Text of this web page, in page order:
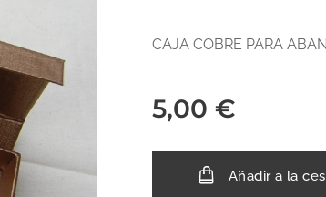
CAJA COBRE PARA
5,00 €
Añadir a la